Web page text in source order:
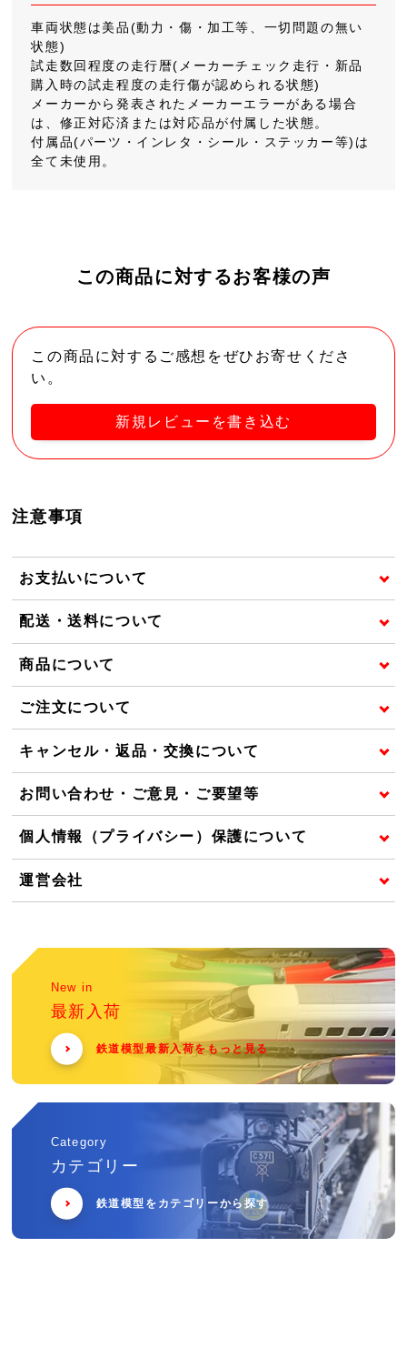
車両状態は美品(動力・傷・加工等、一切問題の無い
状態)
試走数回程度の走行暦(メーカーチェック走行・新品
購入時の試走程度の走行傷が認められる状態)
メーカーから発表されたメーカーエラーがある場合
は、修正対応済または対応品が付属した状態。
付属品(パーツ・インレタ・シール・ステッカー等)は
全て未使用。
この商品に対するお客様の声
この商品に対するご感想をぜひお寄せくださ
い。
新規レビューを書き込む
注意事項
お支払いについて
配送・送料について
商品について
ご注文について
キャンセル・返品・交換について
お問い合わせ・ご意見・ご要望等
個人情報（プライバシー）保護について
運営会社
New in
最新入荷
鉄道模型最新入荷をもっと見る
Category
カテゴリー
鉄道模型をカテゴリーから探す